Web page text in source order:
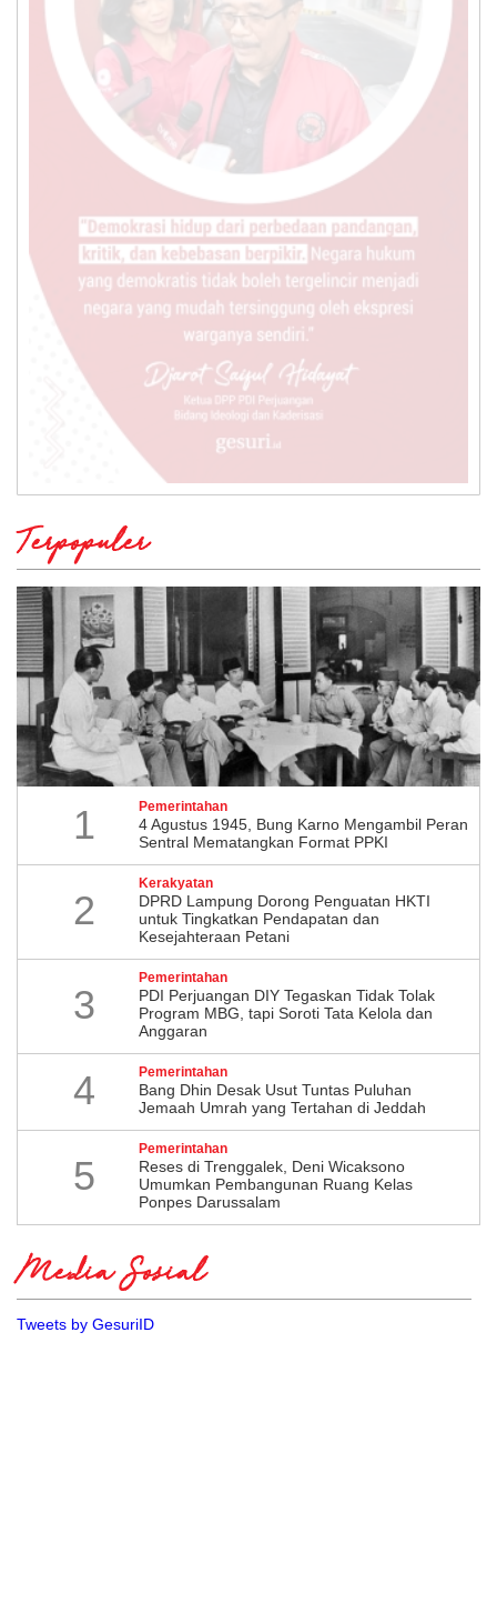
Terpopuler
1 Pemerintahan
4 Agustus 1945, Bung Karno Mengambil Peran
Sentral Mematangkan Format PPKI
2
Kerakyatan
DPRD Lampung Dorong Penguatan HKTI
untuk Tingkatkan Pendapatan dan
Kesejahteraan Petani
3
Pemerintahan
PDI Perjuangan DIY Tegaskan Tidak Tolak
Program MBG, tapi Soroti Tata Kelola dan
Anggaran
4 Pemerintahan
Bang Dhin Desak Usut Tuntas Puluhan
Jemaah Umrah yang Tertahan di Jeddah
5
Pemerintahan
​Reses di Trenggalek, Deni Wicaksono
Umumkan Pembangunan Ruang Kelas
Ponpes Darussalam
Media Sosial
Tweets by GesuriID